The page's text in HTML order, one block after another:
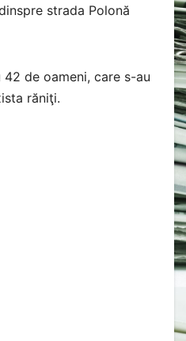
strada Polonă
de oameni, care s-au
răniţi.